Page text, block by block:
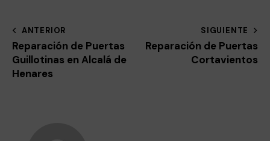
ANTERIOR
Reparación de Puertas
Guillotinas en Alcalá de
Henares
SIGUIENTE
Reparación de Puertas
Cortavientos